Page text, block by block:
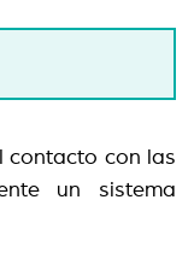
contacto con las
un sistema